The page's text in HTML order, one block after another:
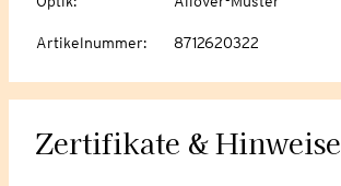
Artikelnummer: 8712620322
Zertifikate & Hinweise